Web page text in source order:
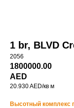
1 br, BLVD
2056
1800000.00
AED
20.930 AED/кв м
Высотный комплекс